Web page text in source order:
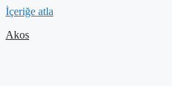
İçeriğe atla
Akos